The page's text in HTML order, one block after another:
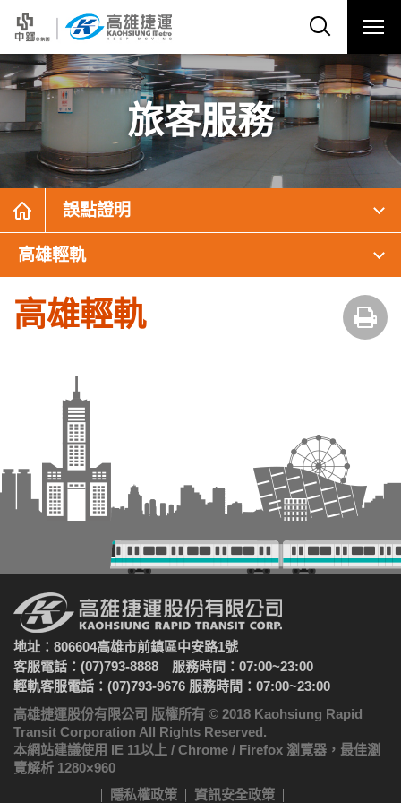
旅客服務
誤點證明
高雄輕軌
高雄輕軌
地址：806604高雄市前鎮區中安路1號
客服電話：(07)793-8888 服務時間：07:00~23:00
輕軌客服電話：(07)793-9676 服務時間：07:00~23:00
高雄捷運股份有限公司 版權所有 © 2018 Kaohsiung Rapid
Transit Corporation All Rights Reserved.
本網站建議使用 IE 11以上 / Chrome / Firefox 瀏覽器，最佳瀏
覽解析 1280×960
隱私權政策
資訊安全政策